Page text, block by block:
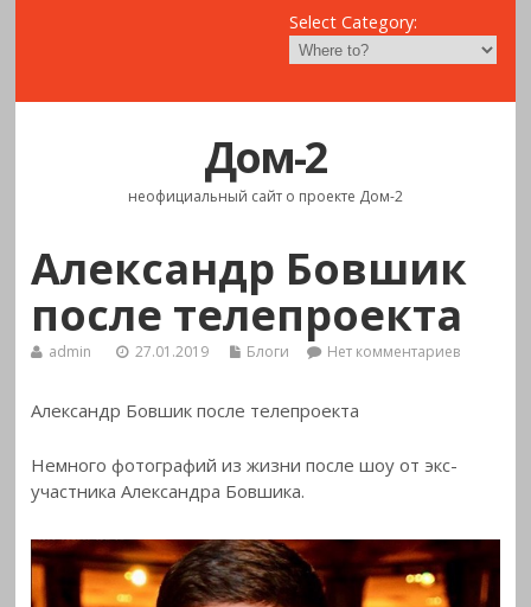
Select Category:
Дом-2
неофициальный сайт о проекте Дом-2
Александр Бовшик
после телепроекта
admin 27.01.2019 Блоги Нет комментариев
Александр Бовшик после телепроекта
Немного фотографий из жизни после шоу от экс-
участника Александра Бовшика.